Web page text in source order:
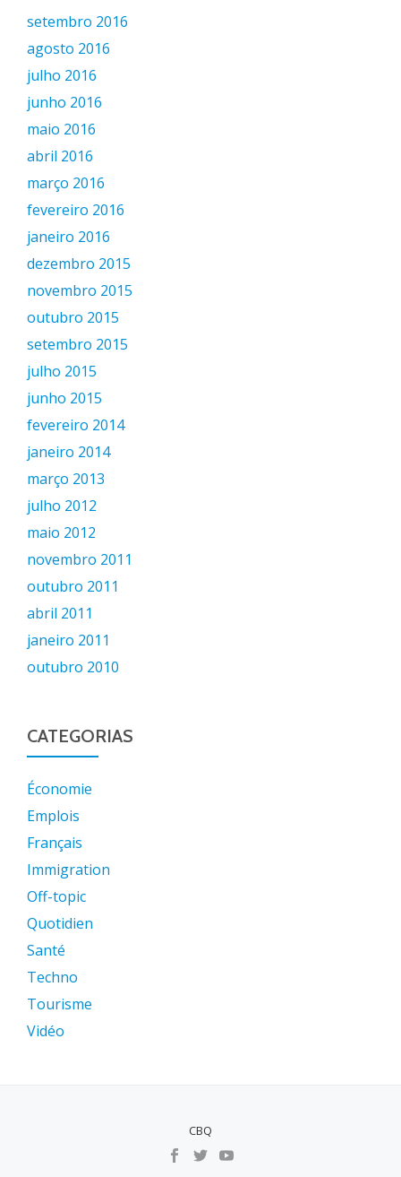
setembro 2016
agosto 2016
julho 2016
junho 2016
maio 2016
abril 2016
março 2016
fevereiro 2016
janeiro 2016
dezembro 2015
novembro 2015
outubro 2015
setembro 2015
julho 2015
junho 2015
fevereiro 2014
janeiro 2014
março 2013
julho 2012
maio 2012
novembro 2011
outubro 2011
abril 2011
janeiro 2011
outubro 2010
CATEGORIAS
Économie
Emplois
Français
Immigration
Off-topic
Quotidien
Santé
Techno
Tourisme
Vidéo
CBQ